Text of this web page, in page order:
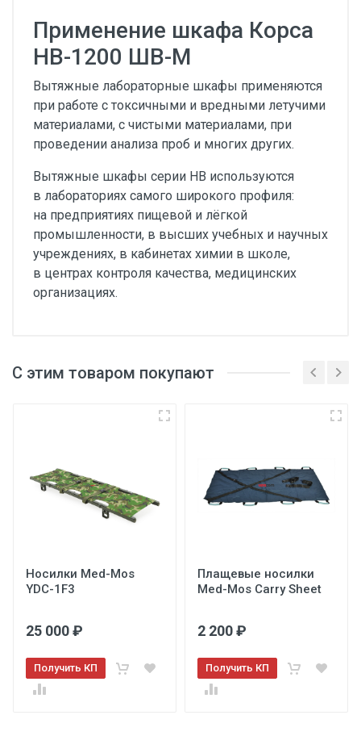
Применение шкафа Корса
НВ-1200 ШВ-М
Вытяжные лабораторные шкафы применяются
при работе с токсичными и вредными летучими
материалами, с чистыми материалами, при
проведении анализа проб и многих других.
Вытяжные шкафы серии НВ используются
в лабораториях самого широкого профиля:
на предприятиях пищевой и лёгкой
промышленности, в высших учебных и научных
учреждениях, в кабинетах химии в школе,
в центрах контроля качества, медицинских
организациях.
С этим товаром покупают
Носилки Med-Mos
YDC-1F3
25 000 ₽
Получить КП
Плащевые носилки
Med-Mos Carry Sheet
2 200 ₽
Получить КП